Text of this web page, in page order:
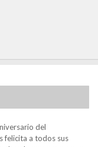
del
felicita a todos sus